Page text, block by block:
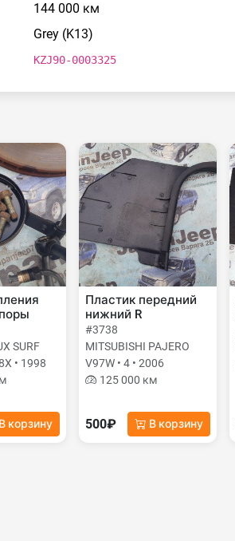
144 000 км
Grey (K13)
KZJ90-0003325
SURF
• 1998
В корзину
Пластик передний
нижний R
#3738
MITSUBISHI PAJERO
V97W • 4 • 2006
125 000 км
500₽ В корзину